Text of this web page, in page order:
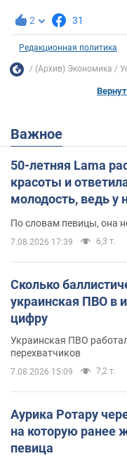
2 31
Редакционная политика
(Архив) Экономика
Важное
50-летняя Lama
красоты и
молодость, ведь у
По словам певицы, она
7.08.2026 17:39 6,3 т.
Сколько
украинская ПВО в
цифру
Украинская ПВО
перехватчиков
7.08.2026 15:09 7,2 т.
Аурика Ротару
на которую ранее
певица